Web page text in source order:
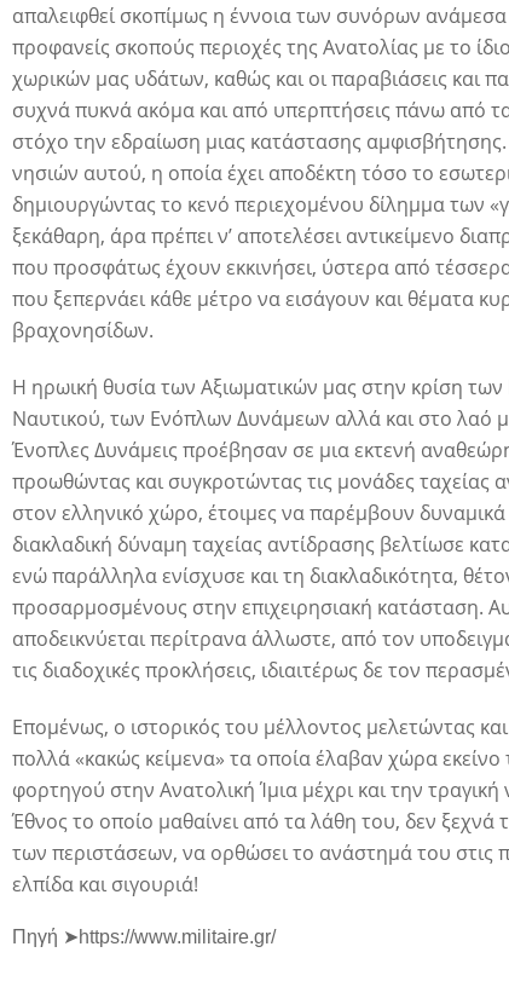
απαλειφθεί σκοπίμως η έννοια των συνόρων
προφανείς σκοπούς περιοχές της Ανατολίας με το
χωρικών μας υδάτων, καθώς και οι παραβιάσεις και
συχνά πυκνά ακόμα και από υπερπτήσεις πάνω από
στόχο την εδραίωση μιας κατάστασης
νησιών αυτού, η οποία έχει αποδέκτη τόσο το
δημιουργώντας το κενό περιεχομένου δίλημμα των
ξεκάθαρη, άρα πρέπει ν’ αποτελέσει αντικείμενο
που προσφάτως έχουν εκκινήσει, ύστερα από
που ξεπερνάει κάθε μέτρο να εισάγουν και θέματα
βραχονησίδων.
Η ηρωική θυσία των Αξιωματικών μας στην κρίση των
Ναυτικού, των Ενόπλων Δυνάμεων αλλά και στο λαό
Ένοπλες Δυνάμεις προέβησαν σε μια εκτενή
προωθώντας και συγκροτώντας τις μονάδες ταχείας
στον ελληνικό χώρο, έτοιμες να παρέμβουν
διακλαδική δύναμη ταχείας αντίδρασης βελτίωσε
ενώ παράλληλα ενίσχυσε και τη διακλαδικότητα,
προσαρμοσμένους στην επιχειρησιακή κατάσταση.
αποδεικνύεται περίτρανα άλλωστε, από τον
τις διαδοχικές προκλήσεις, ιδιαιτέρως δε τον
Επομένως, ο ιστορικός του μέλλοντος μελετώντας
πολλά «κακώς κείμενα» τα οποία έλαβαν χώρα
φορτηγού στην Ανατολική Ίμια μέχρι και την
Έθνος το οποίο μαθαίνει από τα λάθη του, δεν ξεχνά
των περιστάσεων, να ορθώσει το ανάστημά του στις
ελπίδα και σιγουριά!
Πηγή ➤https://www.militaire.gr/